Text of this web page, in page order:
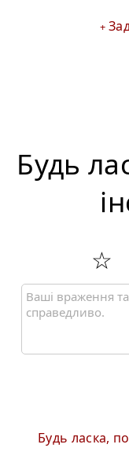
Будь
Будь ласка,